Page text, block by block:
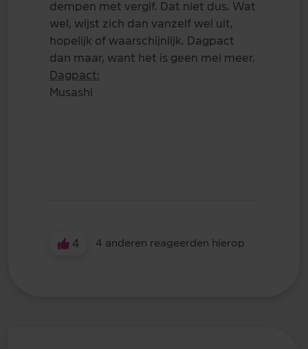
dempen met vergif. Dat niet dus. Wat
wel, wijst zich dan vanzelf wel uit,
hopelijk of waarschijnlijk. Dagpact
dan maar, want het is geen mei meer.
Dagpact:
Musashi
4 4 anderen reageerden hierop